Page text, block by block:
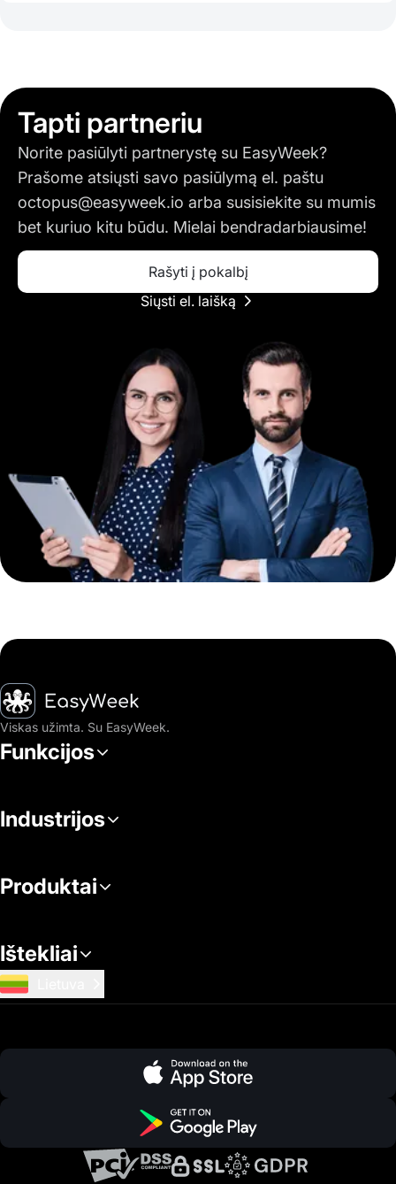
Tapti partneriu
Norite pasiūlyti partnerystę su EasyWeek?
Prašome atsiųsti savo pasiūlymą el. paštu
octopus@easyweek.io arba susisiekite su mumis
bet kuriuo kitu būdu. Mielai bendradarbiausime!
Rašyti į pokalbį
Siųsti el. laišką
Pagrindinis puslapis
Viskas užimta. Su EasyWeek.
Funkcijos
Industrijos
Produktai
Ištekliai